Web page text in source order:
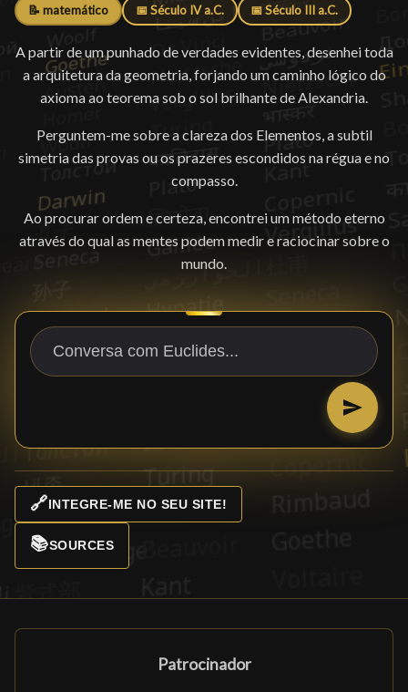
📝 matemático 📅 Século IV a.C. 📅 Século III a.C.
A partir de um punhado de verdades evidentes, desenhei toda
a arquitetura da geometria, forjando um caminho lógico do
axioma ao teorema sob o sol brilhante de Alexandria.
Perguntem-me sobre a clareza dos Elementos, a subtil
simetria das provas ou os prazeres escondidos na régua e no
compasso.
Ao procurar ordem e certeza, encontrei um método eterno
através do qual as mentes podem medir e raciocinar sobre o
mundo.
🔗INTEGRE-ME NO SEU SITE!
📚SOURCES
Patrocinador